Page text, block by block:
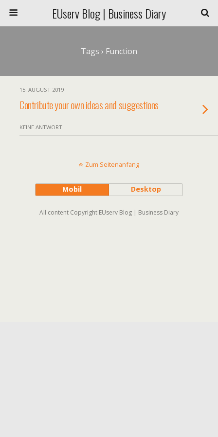
EUserv Blog | Business Diary
Tags › Function
15. AUGUST 2019
Contribute your own ideas and suggestions
KEINE ANTWORT
Zum Seitenanfang
Mobil Desktop
All content Copyright EUserv Blog | Business Diary